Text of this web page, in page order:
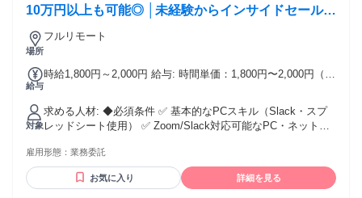
10万円以上も可能◎ │未経験からインサイドセールス
に挑戦
場所
フルリモート
給与
時給1,800円～2,000円 給与: 時間単価：1,800円〜2,000円（税
り！ ※リーダー、マネージャーポジションへのステップアッ
プや他の職種へのチャレンジも可能です！
対象
求める人材: ◆必須条件 ✅ 基本的なPCスキル（Slack・スプ
レッドシート使用） ✅ Zoom/Slack対応可能なPC・ネット環
って取り組める環境適応能力 ✅目標を頑張って追いかけられ
るか目標達成志向 ◆歓迎する経験（未経験も可） * 法人営
業・テレアポ・コールセンター * 営業事務（ビジネスメール
雇用形態： 業務委託
お気に入り 詳細を見る